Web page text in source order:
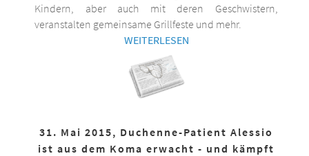
Kindern, aber auch mit deren Geschwistern,
veranstalten gemeinsame Grillfeste und mehr.
WEITERLESEN
31. Mai 2015, Duchenne-Patient Alessio
ist aus dem Koma erwacht - und kämpft